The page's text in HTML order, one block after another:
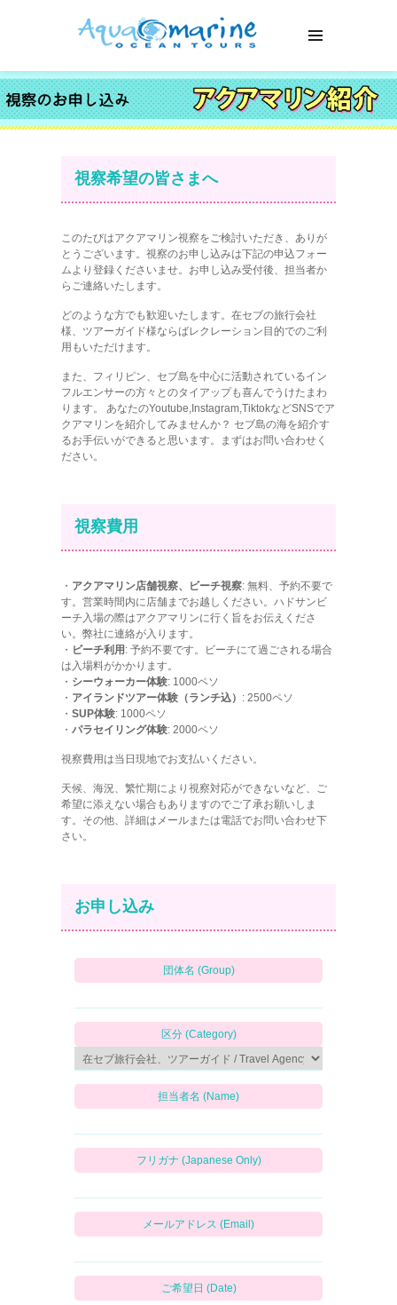
視察希望の皆さまへ
このたびはアクアマリン視察をご検討いただき、ありが
とうございます。視察のお申し込みは下記の申込フォー
ムより登録くださいませ。お申し込み受付後、担当者か
らご連絡いたします。
どのような方でも歓迎いたします。在セブの旅行会社
様、ツアーガイド様ならばレクレーション目的でのご利
用もいただけます。
また、フィリピン、セブ島を中心に活動されているイン
フルエンサーの方々とのタイアップも喜んでうけたまわ
ります。 あなたのYoutube,Instagram,TiktokなどSNSでア
クアマリンを紹介してみませんか？ セブ島の海を紹介す
るお手伝いができると思います。まずはお問い合わせく
ださい。
視察費用
・ アクアマリン店舗視察、ビーチ視察: 無料、予約不要で
す。営業時間内に店舗までお越しください。ハドサンビ
ーチ入場の際はアクアマリンに行く旨をお伝えくださ
い。弊社に連絡が入ります。
・ ビーチ利用 : 予約不要です。ビーチにて過ごされる場合
は入場料がかかります。
・ シーウォーカー体験: 1000ペソ
・ アイランドツアー体験（ランチ込） : 2500ペソ
・ SUP体験: 1000ペソ
・ パラセイリング体験: 2000ペソ
視察費用は当日現地でお支払いください。
天候、海況、繁忙期により視察対応ができないなど、ご
希望に添えない場合もありますのでご了承お願いしま
す。その他、詳細はメールまたは電話でお問い合わせ下
さい。
お申し込み
団体名 (Group)
区分 (Category)
担当者名 (Name)
フリガナ (Japanese Only)
メールアドレス (Email)
ご希望日 (Date)